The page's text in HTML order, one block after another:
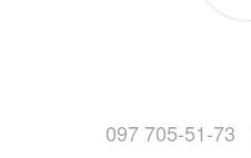
097 705-51-73